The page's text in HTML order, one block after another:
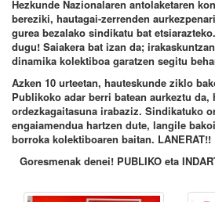
Hezkunde Nazionalaren antolaketaren
bereziki, hautagai-zerrenden
gurea bezalako sindikatu bat
dugu! Saiakera bat izan da;
dinamika kolektiboa garatzen segitu
Azken 10 urteetan, hauteskunde ziklo
Publikoko adar berri batean aurkeztu da,
ordezkagaitasuna irabaziz. Sindikatuko
engaiamendua hartzen dute, langile
borroka kolektiboaren baitan. LANERAT!!
Goresmenak denei! PUBLIKO eta